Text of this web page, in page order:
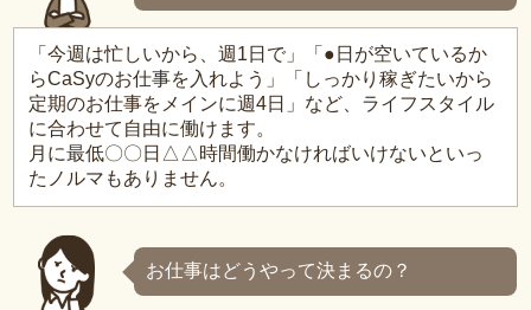
「今週は忙しいから、週1日で」「●日が空いているか
らCaSyのお仕事を入れよう」「しっかり稼ぎたいから
定期のお仕事をメインに週4日」など、ライフスタイル
に合わせて自由に働けます。
月に最低〇〇日△△時間働かなければいけないといっ
たノルマもありません。
お仕事はどうやって決まるの？